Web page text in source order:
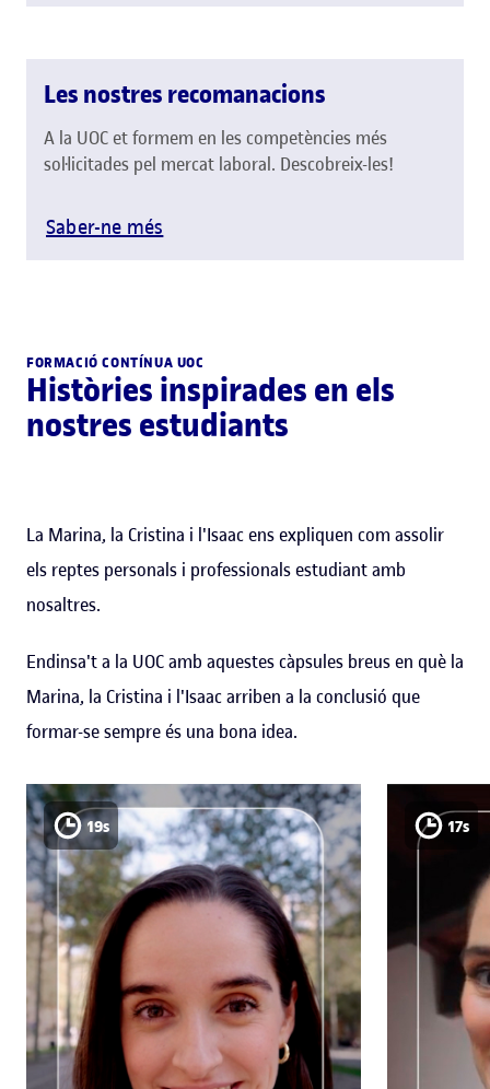
Les nostres recomanacions
A la UOC et formem en les competències més
sol·licitades pel mercat laboral. Descobreix-les!
Saber-ne més
FORMACIÓ CONTÍNUA UOC
Històries inspirades en els
nostres estudiants
La Marina, la Cristina i l'Isaac ens expliquen com assolir
els reptes personals i professionals estudiant amb
nosaltres.
Endinsa't a la UOC amb aquestes càpsules breus en què la
Marina, la Cristina i l'Isaac arriben a la conclusió que
formar-se sempre és una bona idea.
19s 17s